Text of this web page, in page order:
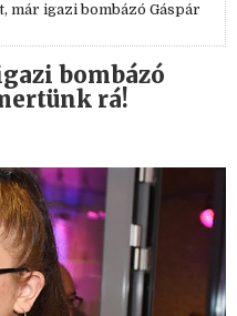
már igazi bombázó Gáspár
bombázó
rá!